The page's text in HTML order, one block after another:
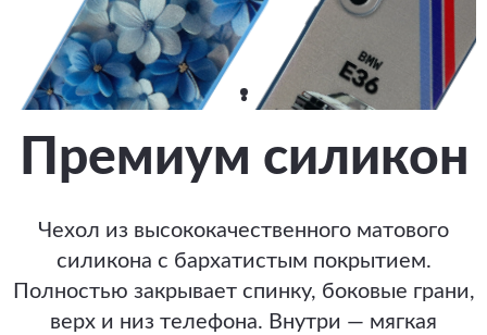
Премиум силикон
Чехол из высококачественного матового
силикона с бархатистым покрытием.
Полностью закрывает спинку, боковые грани,
верх и низ телефона. Внутри — мягкая